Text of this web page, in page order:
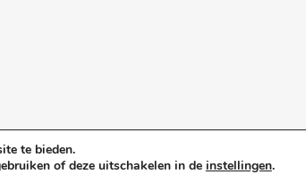
De WordPress Academie is een initiatief van
te bieden.
of deze uitschakelen in de instellingen.